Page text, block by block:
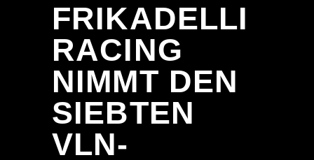
FRIKADELLI
RACING
NIMMT DEN
SIEBTEN
VLN-